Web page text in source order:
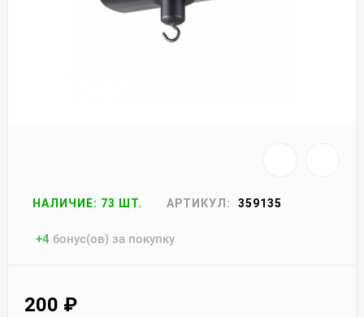
НАЛИЧИЕ: 73 ШТ. АРТИКУЛ: 359135
+4 бонус(ов) за покупку
200 ₽